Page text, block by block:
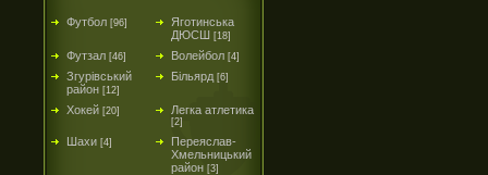
Футбол [96]
Яготинська
ДЮСШ [18]
Футзал [46] Волейбол [4]
Згурівський
район [12]
Більярд [6]
Хокей [20] Легка атлетика
[2]
Шахи [4]
Переяслав-
Хмельницький
район [3]